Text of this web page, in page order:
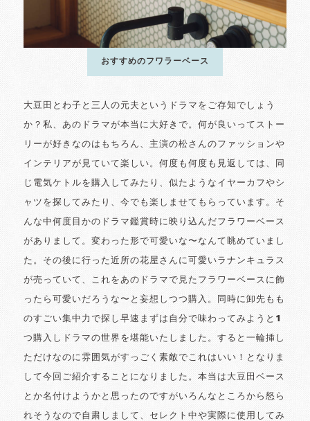
おすすめのフワラーベース
大豆田とわ子と三人の元夫というドラマをご存知でしょう
か？私、あのドラマが本当に大好きで。何が良いってストー
リーが好きなのはもちろん、主演の松さんのファッションや
インテリアが見ていて楽しい。何度も何度も見返しては、同
じ電気ケトルを購入してみたり、似たようなイヤーカフやシ
ャツを探してみたり、今でも楽しませてもらっています。そ
んな中何度目かのドラマ鑑賞時に映り込んだフラワーベース
がありまして。変わった形で可愛いな〜なんて眺めていまし
た。その後に行った近所の花屋さんに可愛いラナンキュラス
が売っていて、これをあのドラマで見たフラワーベースに飾
ったら可愛いだろうな〜と妄想しつつ購入。同時に卸先もも
のすごい集中力で探し早速まずは自分で味わってみようと1
つ購入しドラマの世界を堪能いたしました。すると一輪挿し
ただけなのに雰囲気がすっごく素敵でこれはいい！となりま
して今回ご紹介することになりました。本当は大豆田ベース
とか名付けようかと思ったのですがいろんなところから怒ら
れそうなので自粛しまして、セレクト中や実際に使用してみ